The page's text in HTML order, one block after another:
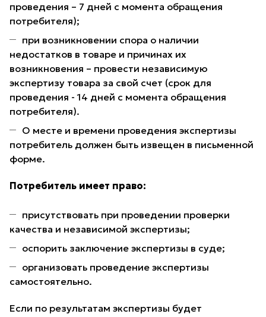
проведения – 7 дней с момента обращения
потребителя);
при возникновении спора о наличии
недостатков в товаре и причинах их
возникновения – провести независимую
экспертизу товара за свой счет (срок для
проведения - 14 дней с момента обращения
потребителя).
О месте и времени проведения экспертизы
потребитель должен быть извещен в письменной
форме.
Потребитель имеет право:
присутствовать при проведении проверки
качества и независимой экспертизы;
оспорить заключение экспертизы в суде;
организовать проведение экспертизы
самостоятельно.
Если по результатам экспертизы будет